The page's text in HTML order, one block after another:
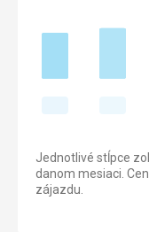
Jednotlivé stĺpce
danom mesiaci.
zájazdu.